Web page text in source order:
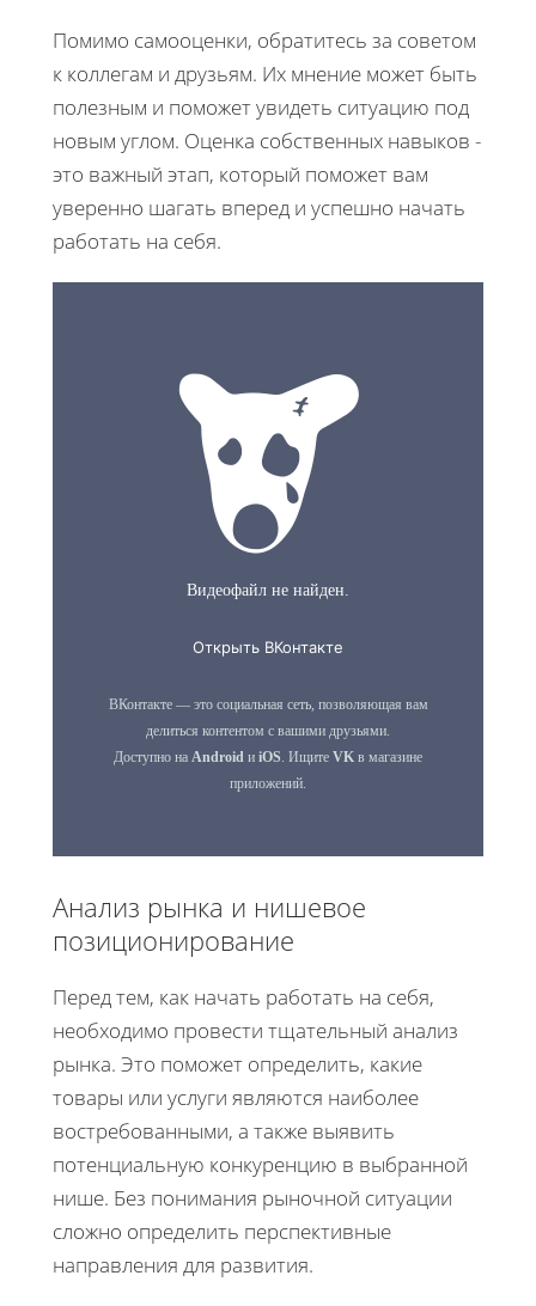
Помимо самооценки, обратитесь за советом
к коллегам и друзьям. Их мнение может быть
полезным и поможет увидеть ситуацию под
новым углом. Оценка собственных навыков -
это важный этап, который поможет вам
уверенно шагать вперед и успешно начать
работать на себя.
Анализ рынка и нишевое
позиционирование
Перед тем, как начать работать на себя,
необходимо провести тщательный анализ
рынка. Это поможет определить, какие
товары или услуги являются наиболее
востребованными, а также выявить
потенциальную конкуренцию в выбранной
нише. Без понимания рыночной ситуации
сложно определить перспективные
направления для развития.